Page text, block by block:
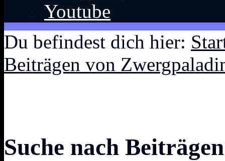
Youtube
Du befindest dich hier:
Beiträgen von
Suche nach